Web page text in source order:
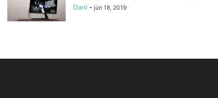
Dani - jún 18, 2019